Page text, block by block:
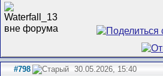
#798 30.05.2026, 15:40